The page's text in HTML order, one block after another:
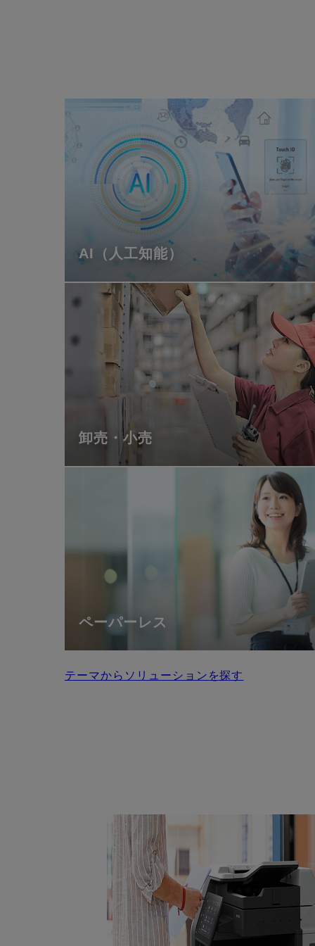
AI（人工知能）
卸売・小売
ペーパーレス
テーマからソリューションを探す